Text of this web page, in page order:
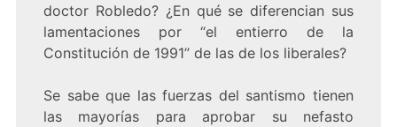
doctor Robledo? ¿En qué se diferencian sus
lamentaciones por “el entierro de la
Constitución de 1991” de las de los liberales?
Se sabe que las fuerzas del santismo tienen
las mayorías para aprobar su nefasto